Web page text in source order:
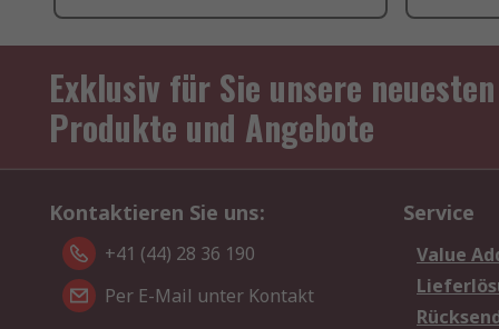
Exklusiv für Sie unsere neuesten
Produkte und Angebote
Kontaktieren Sie uns:
+41 (44) 28 36 190
Per E-Mail unter Kontakt
Service
Value